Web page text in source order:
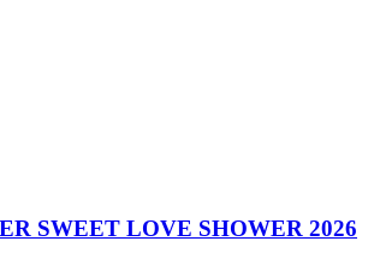
SWEET LOVE SHOWER 2026